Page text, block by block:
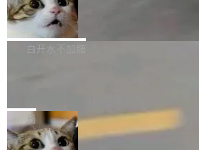
库继续执行。存储库是持久化的唯一真相...
样的次旗舰。 Galaxy Z Fold8 Ultra / Z
Z Flip8三款折叠屏新机均在7月22日发布
部搭载骁龙8 Elite Gen5 for Galaxy，它
ltaDB 的核心思路直接写在 landing page
眼的位置：「Software is made between
mits」——软件是在 commit 之间写出来
是把这段空隙补上。 回退到任何一次编辑
aDB 捕获 commit 之间的每一次操作，...
SpaceXAI 单季资本开支达 183 亿美元
根据风险投资人Tomer Tunguz 博客（VC
析）披露的最新分析与第二季度业绩报告
微软同期总资本开支的四成。 与亚马逊、
bet、微软以及 Meta 等传统科技巨头相比
白开水不加糖
一个在终端里运行的编程 agent；Muse
1.2，驱动这个 agent 的新模型。一句话概
局